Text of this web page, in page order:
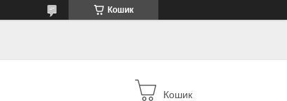
Кошик
Кошик